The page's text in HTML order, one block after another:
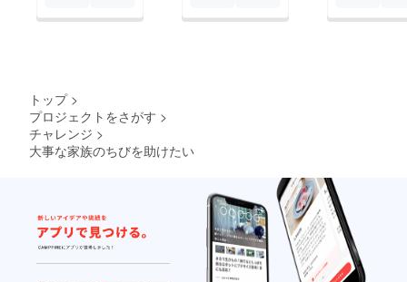
らためて、お礼を申し
ろしくお願い致しま
す。
トップ >
プロジェクトをさがす >
チャレンジ >
大事な家族のちびを助けたい